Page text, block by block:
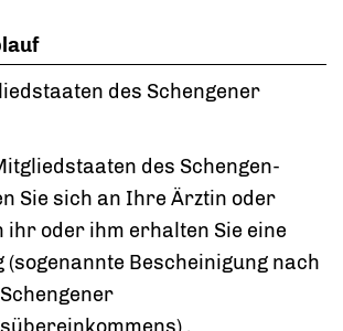
des Schengener
des Schengen-
Sie sich an Ihre Ärztin oder
ihr oder ihm erhalten Sie eine
(sogenannte Bescheinigung nach
.